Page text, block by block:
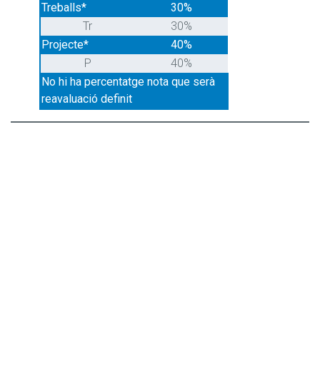
Treballs*
30%
Tr
30%
Projecte*
40%
P
40%
No hi ha percentatge nota que serà
reavaluació definit